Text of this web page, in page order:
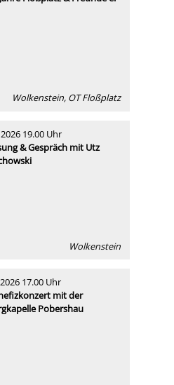
Wolkenstein, OT Floßplatz
19.00 Uhr
& Gespräch mit Utz
Wolkenstein
17.00 Uhr
mit der
Pobershau